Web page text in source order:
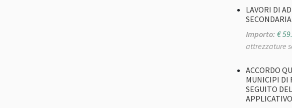
LAVORI DI
Importo: €
attrezzature
ACCORDO
MUNICIPI DI
SEGUITO
APPLICATIVO